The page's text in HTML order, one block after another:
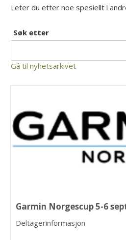
Leter du etter noe spesiellt i
Søk etter
Gå til nyhetsarkivet
Garmin Norgescup 5-6
Deltagerinformasjon